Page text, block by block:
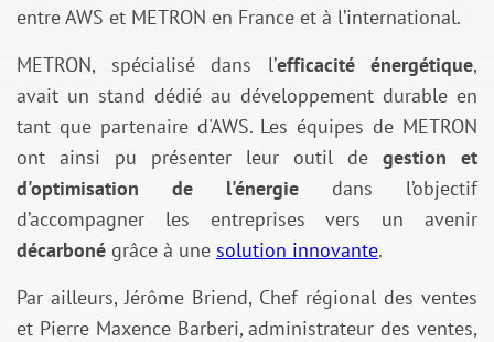
entre AWS et METRON en France et à l’international.
METRON, spécialisé dans l’efficacité énergétique,
avait un stand dédié au développement durable en
tant que partenaire d'AWS. Les équipes de METRON
ont ainsi pu présenter leur outil de gestion et
d'optimisation de l'énergie dans l’objectif
d’accompagner les entreprises vers un avenir
décarboné grâce à une solution innovante.
Par ailleurs, Jérôme Briend, Chef régional des ventes
et Pierre Maxence Barberi, administrateur des ventes,